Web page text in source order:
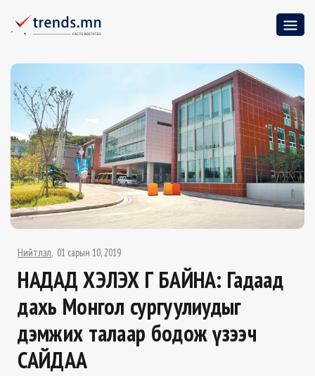
Нийтлэл 01 сарын 10, 2019
НАДАД ХЭЛЭХ ҮГ БАЙНА: Гадаад
дахь Монгол сургуулиудыг
дэмжих талаар бодож үзээч
САЙДАА